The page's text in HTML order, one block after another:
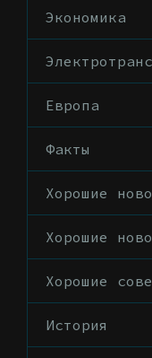
Экономика
Европа
Факты
Хорошие
Хорошие
Хорошие
История